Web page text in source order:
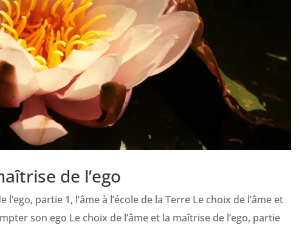
de l’ego
partie 1, l’âme à l’école de la Terre Le choix de l’âme et
son ego Le choix de l’âme et la maîtrise de l’ego, partie